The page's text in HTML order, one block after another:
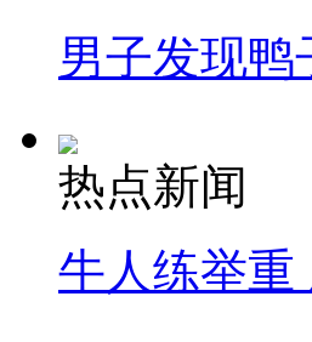
男子发现
热点新闻
牛人练举重